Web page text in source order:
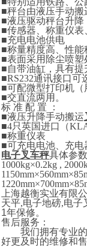
■秤台由液压手动搬
■液压驱动秤台升
■传感器、称重仪
■充电电池供电
■称量精度高、性能
■表面采用除尘喷
■自带油缸，具有
■RS232通讯接口可
■可配微型打印机（
■交直流两用。
标 准 配 置
：
■液压升降手动搬运
■4只英国进口 （
■称重仪表
■可充电电池、充电
电子叉车秤具体参
1000kg×0.2kg ,
1150mm×56
上海越衡实业有限
天平,电子地磅,电子
1年保修。
售后服务：
我们拥有专业的
好更及时的维修和